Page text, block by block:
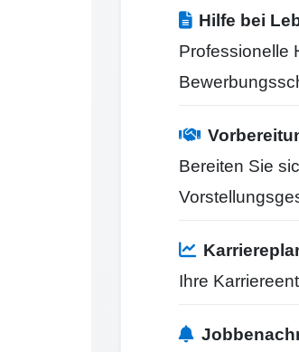
Hilfe bei
Professionelle
Bereiten Sie
Ihre